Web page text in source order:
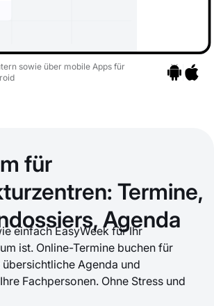
sowie über mobile Apps für
für
Termine,
Agenda
einfach EasyWeek für Ihr
ist. Online-Termine buchen für
übersichtliche Agenda und
Fachpersonen. Ohne Stress und